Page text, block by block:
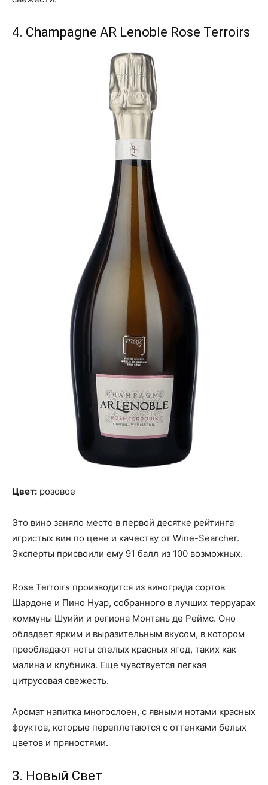
4. Champagne AR Lenoble Rose Terroirs
Цвет: розовое
Это вино заняло место в первой десятке рейтинга
игристых вин по цене и качеству от Wine-Searcher.
Эксперты присвоили ему 91 балл из 100 возможных.
Rose Terroirs производится из винограда сортов
Шардоне и Пино Нуар, собранного в лучших терруарах
коммуны Шуийи и региона Монтань де Реймс. Оно
обладает ярким и выразительным вкусом, в котором
преобладают ноты спелых красных ягод, таких как
малина и клубника. Еще чувствуется легкая
цитрусовая свежесть.
Аромат напитка многослоен, с явными нотами красных
фруктов, которые переплетаются с оттенками белых
цветов и пряностями.
3. Новый Свет